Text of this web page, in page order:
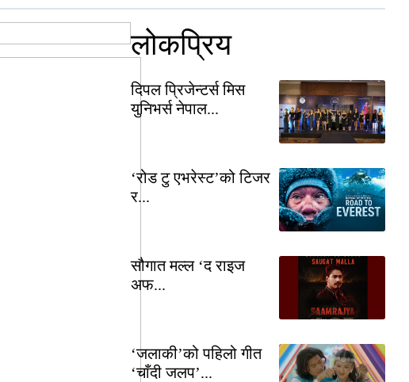
लोकप्रिय
दिपल प्रिजेन्टर्स मिस
युनिभर्स नेपाल...
‘रोड टु एभरेस्ट’को टिजर
र...
सौगात मल्ल ‘द राइज
अफ...
‘जलाकी’को पहिलो गीत
‘चाँदी जलप’...